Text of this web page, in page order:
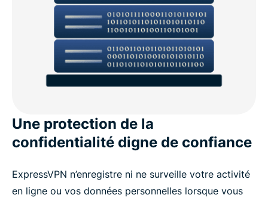
Une protection de la
confidentialité digne de confiance
ExpressVPN n’enregistre ni ne surveille votre activité
en ligne ou vos données personnelles lorsque vous